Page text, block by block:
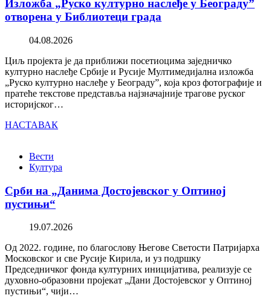
Изложба „Руско културно наслеђе у Београду”
отворена у Библиотеци града
04.08.2026
Циљ пројекта је да приближи посетиоцима заједничко
културно наслеђе Србије и Русије Мултимедијална изложба
„Руско културно наслеђе у Београду”, која кроз фотографије и
пратеће текстове представља најзначајније трагове руског
историјског…
НАСТАВАК
Вести
Култура
Срби на „Данима Достојевског у Оптиној
пустињи“
19.07.2026
Од 2022. године, по благослову Његове Светости Патријарха
Московског и све Русије Кирила, и уз подршку
Председничког фонда културних иницијатива, реализује се
духовно-образовни пројекат „Дани Достојевског у Оптиној
пустињи“, чији…